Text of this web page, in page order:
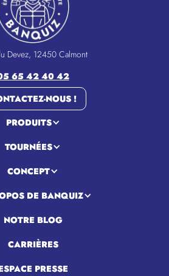
Devez, 12450 Calmont
65 42 40 42
NOUS !
PRODUITS
TOURNÉES
CONCEPT
DE BANQUIZ
NOTRE BLOG
CARRIÈRES
PRESSE